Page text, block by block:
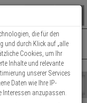
ist momentan leer.
Fertig
| Fr.: 8:00 - 14:00 Uhr
die für den
und durch Klick auf „alle
Cookies, um Ihr
Inhalte und relevante
unserer Services
Daten wie Ihre IP-
Interessen anzupassen.